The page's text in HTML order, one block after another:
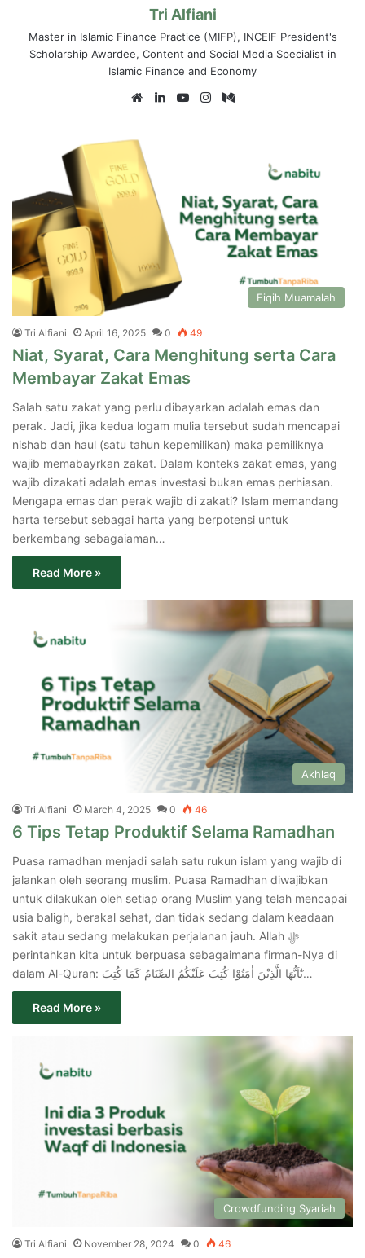
Tri Alfiani
Master in Islamic Finance Practice (MIFP), INCEIF President's
Scholarship Awardee, Content and Social Media Specialist in
Islamic Finance and Economy
WebsiteLinkedInYouTubeInstagram
Fiqih Muamalah
Tri Alfiani April 16, 2025 0 49
Niat, Syarat, Cara Menghitung serta Cara
Membayar Zakat Emas
Salah satu zakat yang perlu dibayarkan adalah emas dan
perak. Jadi, jika kedua logam mulia tersebut sudah mencapai
nishab dan haul (satu tahun kepemilikan) maka pemiliknya
wajib memabayrkan zakat. Dalam konteks zakat emas, yang
wajib dizakati adalah emas investasi bukan emas perhiasan.
Mengapa emas dan perak wajib di zakati? Islam memandang
harta tersebut sebagai harta yang berpotensi untuk
berkembang sebagaiaman…
Read More »
Akhlaq
Tri Alfiani March 4, 2025 0 46
6 Tips Tetap Produktif Selama Ramadhan
Puasa ramadhan menjadi salah satu rukun islam yang wajib di
jalankan oleh seorang muslim. Puasa Ramadhan diwajibkan
untuk dilakukan oleh setiap orang Muslim yang telah mencapai
usia baligh, berakal sehat, dan tidak sedang dalam keadaan
sakit atau sedang melakukan perjalanan jauh. Allah ﷻ
perintahkan kita untuk berpuasa sebagaimana firman-Nya di
dalam Al-Quran: يٰٓاَيُّهَا الَّذِيْنَ اٰمَنُوْا كُتِبَ عَلَيْكُمُ الصِّيَامُ كَمَا كُتِبَ…
Read More »
Crowdfunding Syariah
Tri Alfiani November 28, 2024 0 46